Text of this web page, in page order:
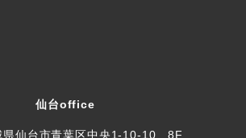
仙台office
県仙台市青葉区中央1-10-10 8F